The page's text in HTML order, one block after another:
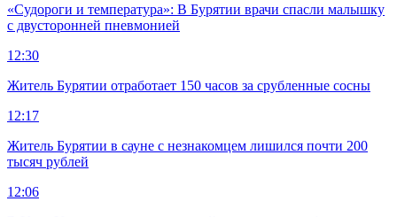
«Судороги и температура»: В Бурятии врачи спасли малышку
с двусторонней пневмонией
12:30
Житель Бурятии отработает 150 часов за срубленные сосны
12:17
Житель Бурятии в сауне с незнакомцем лишился почти 200
тысяч рублей
12:06